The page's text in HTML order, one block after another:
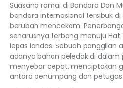
Suasana ramai di Bandara Don
bandara internasional tersibuk di
berubah mencekam.
seharusnya terbang menuju Hat
lepas landas. Sebuah panggilan
adanya bahan peledak di dalam
menyebar cepat, menciptakan
antara penumpang dan petugas